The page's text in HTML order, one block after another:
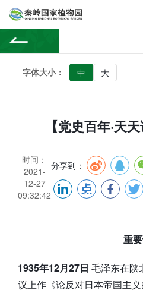
字体大小： 中 大
【党史百年·天
时间：
2021-
12-27
09:32:42
分享到：
重
1935年12月27日 毛泽东在陕
议上作《论反对日本帝国主